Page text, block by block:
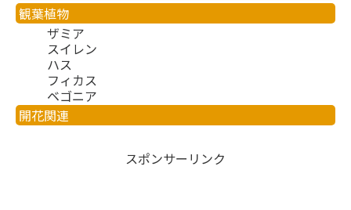
観葉植物
ザミア
スイレン
ハス
フィカス
ベゴニア
開花関連
スポンサーリンク